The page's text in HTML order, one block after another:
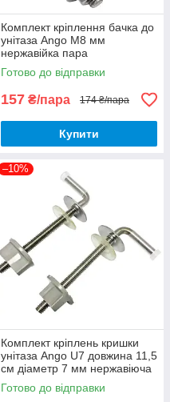
Комплект кріплення бачка до
унітаза Ango М8 мм
нержавійка пара
Готово до відправки
157 ₴/пара 174 ₴/пара
Купити
–10%
Комплект кріплень кришки
унітаза Ango U7 довжина 11,5
см діаметр 7 мм нержавіюча
сталь пара
Готово до відправки